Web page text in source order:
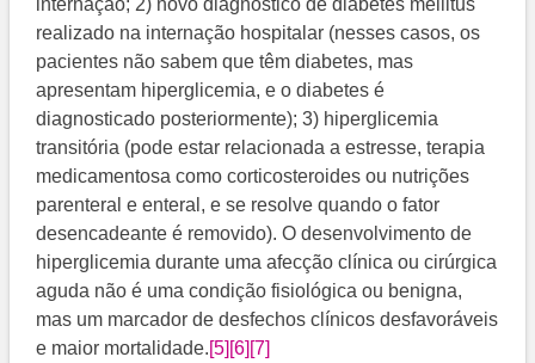
internação; 2) novo diagnóstico de diabetes mellitus
realizado na internação hospitalar (nesses casos, os
pacientes não sabem que têm diabetes, mas
apresentam hiperglicemia, e o diabetes é
diagnosticado posteriormente); 3) hiperglicemia
transitória (pode estar relacionada a estresse, terapia
medicamentosa como corticosteroides ou nutrições
parenteral e enteral, e se resolve quando o fator
desencadeante é removido). O desenvolvimento de
hiperglicemia durante uma afecção clínica ou cirúrgica
aguda não é uma condição fisiológica ou benigna,
mas um marcador de desfechos clínicos desfavoráveis
e maior mortalidade.[5] [6] [7]